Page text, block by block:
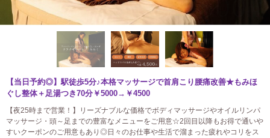
【当日予約◎】駅徒歩5分♪本格マッサージで首肩こり腰痛改善★もみほ
ぐし整体＋足湯つき70分￥5000→￥4500
【夜25時まで営業！】リーズナブルな価格でボディマッサージやオイルリンパ
マッサージ・頭～足までの豊富なメニューをご用意☆2回目以降もお得で通いや
すいクーポンのご用意もあり◎日々のお仕事や生活で溜まった疲れやコリをス